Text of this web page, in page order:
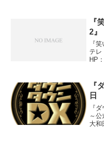
し
(4)...
『
2』
『
テレ
HP
ュ
（
『
日
『
～公
大和